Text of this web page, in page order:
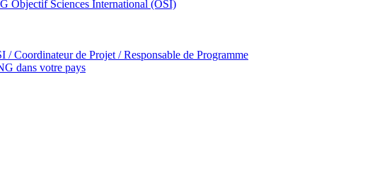
Objectif Sciences International (OSI)
/ Coordinateur de Projet / Responsable de Programme
dans votre pays